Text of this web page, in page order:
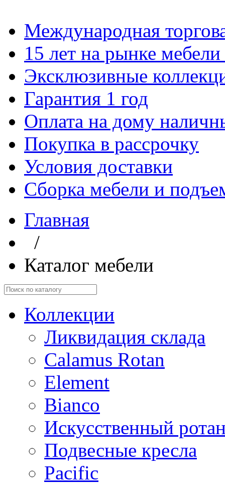
Международная
15 лет на рынке
Эксклюзивные
Гарантия 1 год
Оплата на дому
Покупка в рассрочку
Условия доставки
Сборка мебели и
Главная
/
Каталог мебели
Коллекции
Ликвидация склада
Calamus Rotan
Element
Bianco
Искусственный
Подвесные кресла
Pacific